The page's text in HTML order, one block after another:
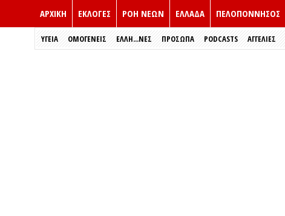
ΑΡΧΙΚΗ ΕΚΛΟΓΈΣ ΡΟΗ ΝΕΩΝ ΕΛΛΑΔΑ ΠΕΛΟΠΟΝΝΗΣΟΣ
ΥΓΕΙΑ ΟΜΟΓΕΝΕΙΣ ΈΛΛΗ...ΝΕΣ ΠΡΌΣΩΠΑ PODCASTS ΑΓΓΕΛΙΕΣ